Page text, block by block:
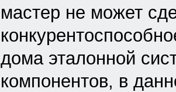
мастер не может
дома эталонной
компонентов, в